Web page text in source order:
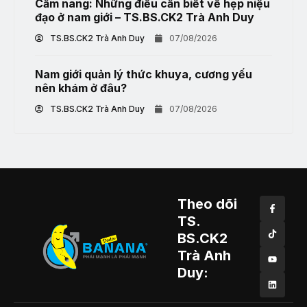
Cẩm nang: Những điều cần biết về hẹp niệu
đạo ở nam giới – TS.BS.CK2 Trà Anh Duy
TS.BS.CK2 Trà Anh Duy 07/08/2026
Nam giới quản lý thức khuya, cương yếu
nên khám ở đâu?
TS.BS.CK2 Trà Anh Duy 07/08/2026
Theo dõi
TS.
BS.CK2
Trà Anh
Duy: